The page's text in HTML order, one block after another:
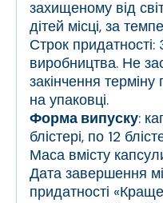
захищеному від
дітей місці, за
Строк придатності:
виробництва. Не
закінчення терміну
на упаковці.
Форма випуску:
блістері, по 12
Маса вмісту
Дата завершення
придатності